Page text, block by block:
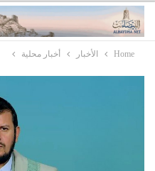
Home الأخبار أخبار محلية